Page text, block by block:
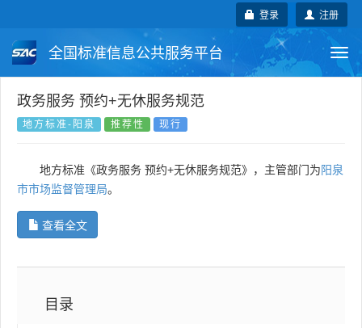
注册
登录
全国标准信息公共服务平台
国家标准 行业标准
国外标准 技术委员会
政务服务 预约+无休服务规范
地方标准-阳泉 推荐性 现行
地方标准《政务服务 预约+无休服务规范》，主管部门为阳泉
市市场监督管理局。
查看全文
目录